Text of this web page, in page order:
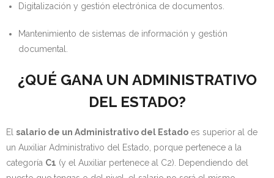
Digitalización y gestión electrónica de documentos.
Mantenimiento de sistemas de información y gestión
documental.
¿QUÉ GANA UN ADMINISTRATIVO
DEL ESTADO?
El salario de un Administrativo del Estado es superior al de
un Auxiliar Administrativo del Estado, porque pertenece a la
categoría C1 (y el Auxiliar pertenece al C2). Dependiendo del